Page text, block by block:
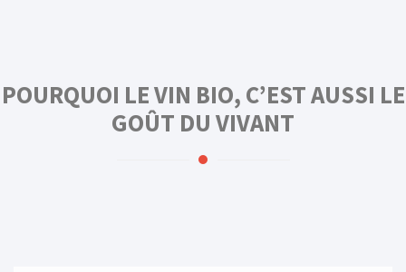
POURQUOI LE VIN BIO, C’EST AUSSI LE
GOÛT DU VIVANT